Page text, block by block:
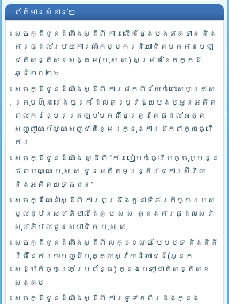
ព័ត៌មានសំខាន់ៗ
សេចក្ដីជូនដំណឹងស្ដីពី ការលើកថ្ងៃបង់ភាគទាន និង
ការផ្ដល់របាយការណ៍កម្មករនិយោជិតមកកាន់បេឡា
ជាតិសន្តិសុខសង្គម(ប.ស.ស.) សម្រាប់ខែកក្កដា
ឆ្នាំ២០២៦
សេចក្ដីជូនដំណឹងស្ដីពី ការផាកពិន័យចំពោះសហគ្រាស
ក្រុមហ៊ុន រោងចក្រ ដែលតម្រូវឱ្យបងប្អូនអតីត
ពលករខ្មែរត្រឡប់មកពីថៃត្រូវតែផ្ដល់អត្ត
សញ្ញាណប័ណ្ណសញ្ជាតិខ្មែរក្នុងការដាក់ពាក្យធ្វើ
ការ
សេចក្ដីជូនដំណឹង ស្ដីពី “ការរៀបចំធ្វើបច្ចុប្បន្ន
ភាពបណ្ណ ប.ស.ស. ជូនអតីតមន្ត្រីរាជការស៊ីវិល
និងអតីតយុទ្ធជន”
សេចក្ដីណែនាំស្ដីពី ការពង្រឹងតួនាទីភារកិច្ចរបស់
មូលដ្ឋានសុខាភិបាលដៃគូ ប.­ស.ស. ក្នុងការផ្ដល់សេវា
សុខាភិបាលជូនសមាជិក ប.ស.ស.
សេចក្ដីជូនដំណឹងស្ដីពី លក្ខខណ្ឌ បែបបទ និងនិតី
វិធីនៃការចុះបញ្ជីបុគ្គលស្វ័យនិយោជន៍(អ្នក
សេដ្ឋកិច្ចក្រៅប្រព័ន្ធ) ក្នុងបេឡាជាតិសន្តិសុខ
សង្គម
សេចក្ដីជូនដំណឹងស្ដីពី ការទូទាត់ពីរដងក្នុង